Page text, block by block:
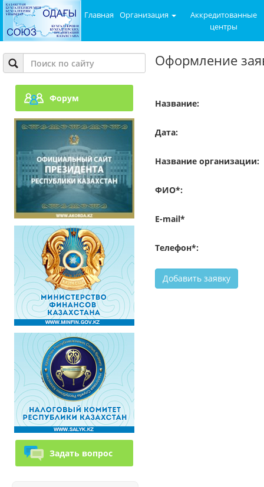
Главная Организация
Аккредитованные
центры
Форум
Задать вопрос
Оформление
Название:
Дата:
Название организации:
ФИО*:
E-mail*
Телефон*: